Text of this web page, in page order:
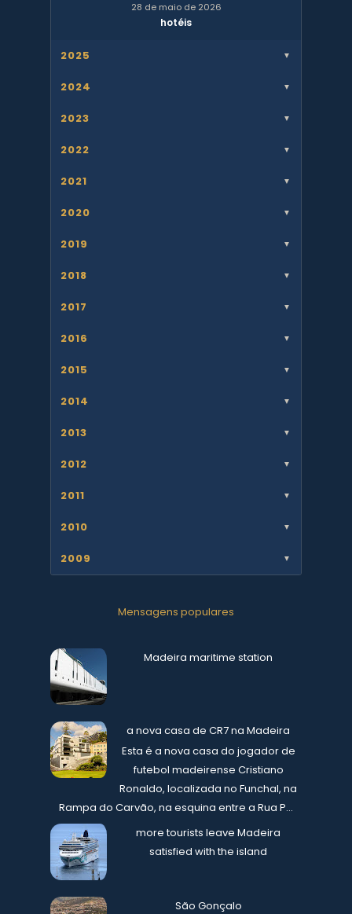
28 de maio de 2026
hotéis
2025 ▼
2024 ▼
2023 ▼
2022 ▼
2021 ▼
2020 ▼
2019 ▼
2018 ▼
2017 ▼
2016 ▼
2015 ▼
2014 ▼
2013 ▼
2012 ▼
2011 ▼
2010 ▼
2009 ▼
Mensagens populares
Madeira maritime station
a nova casa de CR7 na Madeira
Esta é a nova casa do jogador de
futebol madeirense Cristiano
Ronaldo, localizada no Funchal, na
Rampa do Carvão, na esquina entre a Rua P...
more tourists leave Madeira
satisfied with the island
São Gonçalo